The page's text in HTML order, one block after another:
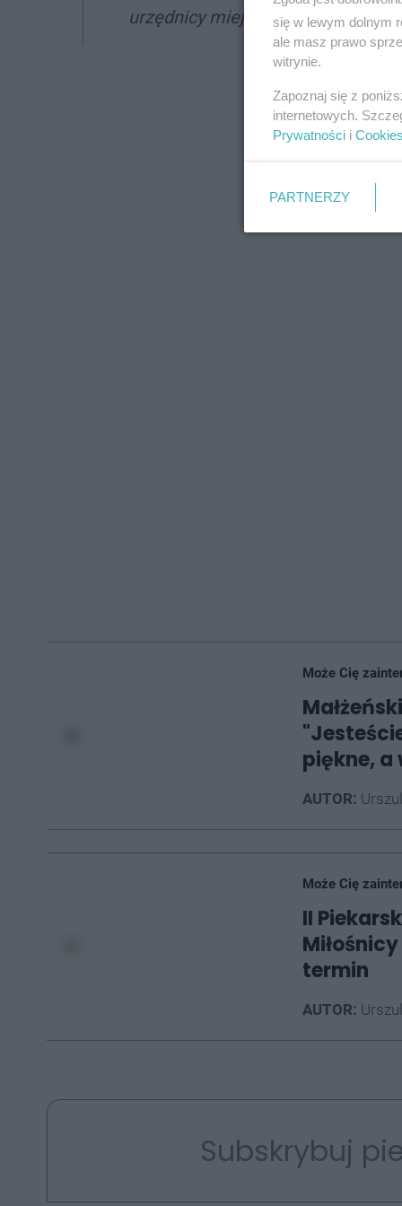
urzędnicy miejscy.
Może Cię
piękne, a
AUTOR:
Może Cię
II
termin
AUTOR:
Subskrybuj
się w lewym dolnym
ale masz prawo
witrynie.
Zapoznaj się z
internetowych.
Prywatności i Cookies
PARTNERZY